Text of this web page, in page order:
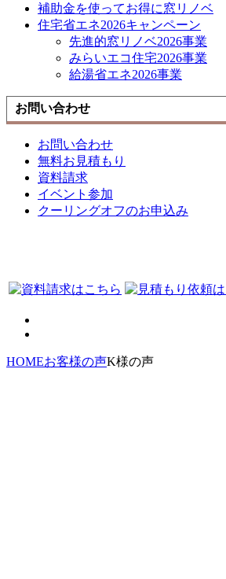
補助金を使ってお得に窓リノベ
住宅省エネ2026キャンペーン
先進的窓リノベ2026事業
みらいエコ住宅2026事業
給湯省エネ2026事業
お問い合わせ
お問い合わせ
無料お見積もり
資料請求
イベント参加
クーリングオフのお申込み
HOMEお客様の声K様の声